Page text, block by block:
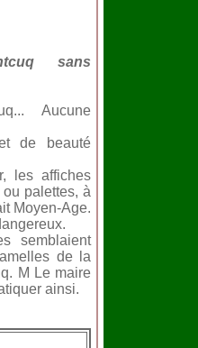
sans
Aucune
de beauté
les affiches
palettes, à
Moyen-Age.
semblaient
de la
M Le maire
ainsi.